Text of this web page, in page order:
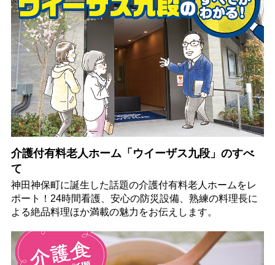
介護付有料老人ホーム「ウイーザス九段」のすべ
て
神田神保町に誕生した話題の介護付有料老人ホームをレ
ポート！24時間看護、安心の防災設備、熟練の料理長に
よる絶品料理ほか満載の魅力をお伝えします。